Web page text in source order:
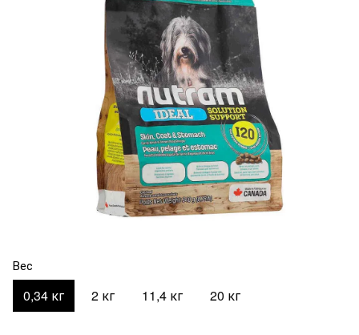
Вес
0,34 кг 2 кг 11,4 кг 20 кг